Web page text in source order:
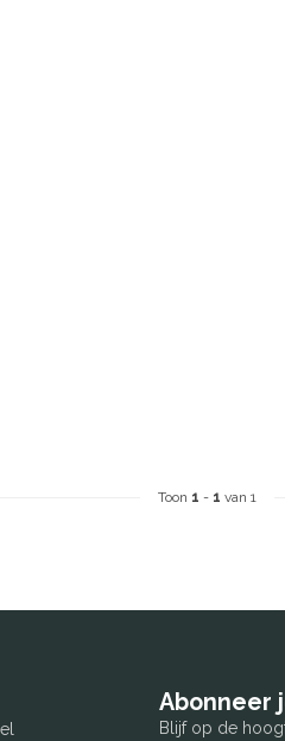
Toon 1 - 1 van 1
Abonneer
Blijf op de